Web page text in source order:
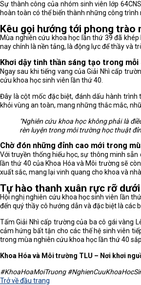
Sự thành công của nhóm sinh viên lớp
hoàn toàn có thể biến thành những công
Kêu gọi hướng tới phong trào
Mùa nghiên cứu khoa học lần thứ 39 đã
nay chính là nền tảng, là động lực để thầy và
Khơi dậy tinh thần sáng tạo trong mỗi
Ngay sau khi tiếng vang của Giải Nhì cấp
cứu khoa học sinh viên lần thứ 40.
Đây là cột mốc đặc biệt, đánh dấu hành
khỏi vùng an toàn, mang những thắc mắc,
"Nghiên cứu khoa học không phải là
rèn luyện trong môi trường học thuật
Chờ đón những đỉnh cao mới trong
Với truyền thống hiếu học, sự thông minh
lần thứ 40 của Khoa Hóa và Môi trường sẽ
xuất sắc, mang lại vinh quang cho khoa và
Tự hào thanh xuân rực rỡ
Hội nghị nghiên cứu khoa học sinh viên lần
đến quý thầy cô hướng dẫn và đặc biệt là các
Tấm Giải Nhì cấp trường của ba cô gái vàng
cảm hứng bất tận cho các thế hệ sinh viên
trong mùa nghiên cứu khoa học lần thứ 40
Khoa Hóa và Môi trường TLU – Nơi khơi
#KhoaHoaMoiTruong
Trở về đầu trang